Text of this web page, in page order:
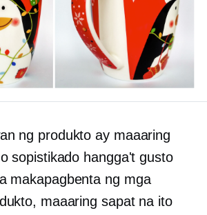
ng produkto ay maaaring
sopistikado hangga't gusto
makapagbenta ng mga
maaaring sapat na ito